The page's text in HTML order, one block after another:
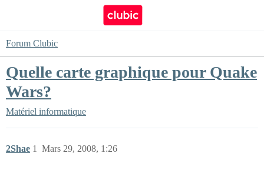
Forum Clubic
Quelle carte graphique pour Quake
Wars?
Matériel informatique
2Shae Mars 29, 2008, 1:26
1